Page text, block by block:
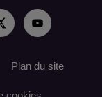
Plan du site